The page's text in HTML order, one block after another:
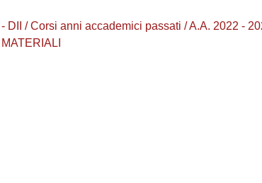
/ Corsi anni accademici passati / A.A. 2022 -